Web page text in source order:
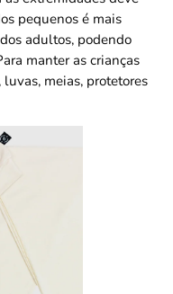
pequenos é mais
adultos, podendo
manter as crianças
meias, protetores